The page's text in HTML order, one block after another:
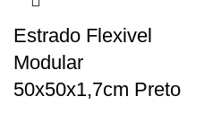
Estrado Flexivel
Modular
50x50x1,7cm Preto